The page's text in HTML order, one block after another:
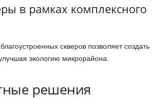
в рамках комплексного
скверов позволяет создать
экологию микрорайона.
решения